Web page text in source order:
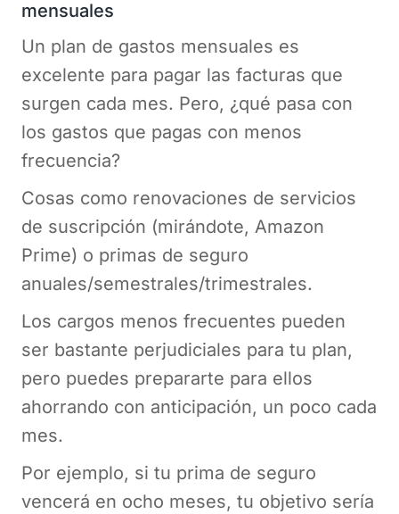
mensuales
Un plan de gastos mensuales es
excelente para pagar las facturas que
surgen cada mes. Pero, ¿qué pasa con
los gastos que pagas con menos
frecuencia?
Cosas como renovaciones de servicios
de suscripción (mirándote, Amazon
Prime) o primas de seguro
anuales/semestrales/trimestrales.
Los cargos menos frecuentes pueden
ser bastante perjudiciales para tu plan,
pero puedes prepararte para ellos
ahorrando con anticipación, un poco cada
mes.
Por ejemplo, si tu prima de seguro
vencerá en ocho meses, tu objetivo sería